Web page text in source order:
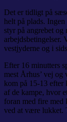
Det er tidligt på
helt på plads.
styr på angrebet og
arbejdsbetingelser.
vestjyderne og i
Efter 16 minutters
mest Århus’ vej
kom på 15-13 efter
af de kampe, hvor
foran med fire med
ved at være lukket.